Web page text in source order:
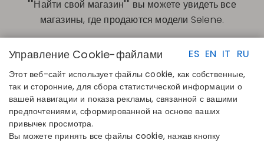
""Найти свой магазин"" вы можете увидеть все
магазины, где продаются модели Selene.
ES EN IT RU
Управление Cookie-файлами
Этот веб-сайт использует файлы cookie, как собственные,
так и сторонние, для сбора статистической информации о
вашей навигации и показа рекламы, связанной с вашими
предпочтениями, сформированной на основе ваших
привычек просмотра.
Вы можете принять все файлы cookie, нажав кнопку
БЫСТРЫЕ ССЫЛКИ
Определите свой размер
Найдите свой магазин
КОНТАКТЫ
+34 948 14 58 90